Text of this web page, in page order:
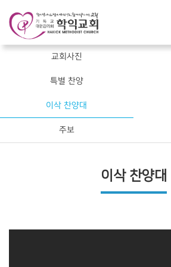
교회사진
특별 찬양
이삭 찬양대
주보
이삭 찬양대